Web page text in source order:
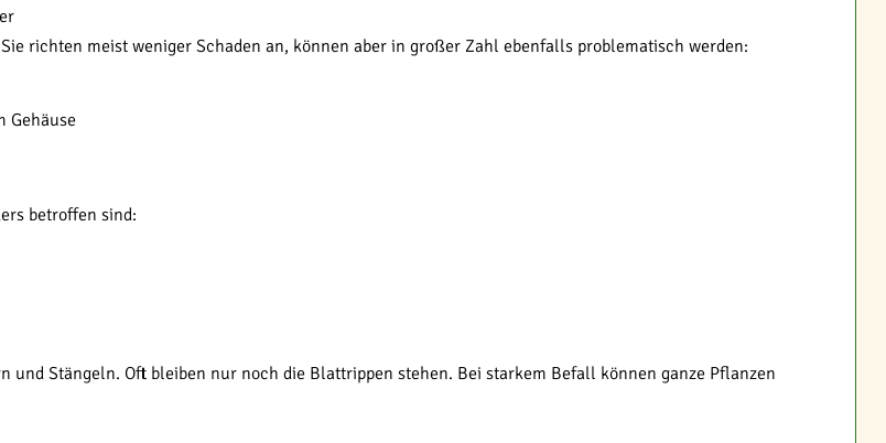
richten meist weniger Schaden an, können aber in großer Zahl ebenfalls problematisch werden:
Gehäuse
betroffen sind:
Stängeln. Oft bleiben nur noch die Blattrippen stehen. Bei starkem Befall können ganze Pflanzen